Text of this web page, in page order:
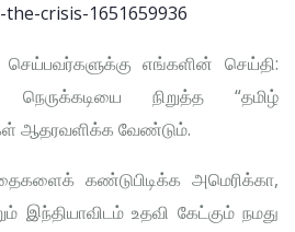
crisis-1651659936
எங்களின் செய்தி:
நிறுத்த “தமிழ்
ஆதரவளிக்க வேண்டும்.
கண்டுபிடிக்க அமெரிக்கா,
இந்தியாவிடம் உதவி கேட்கும் நமது